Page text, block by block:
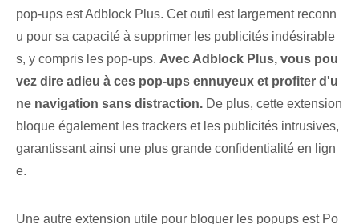
pop-ups est Adblock Plus. Cet outil est largement reconn
u pour sa capacité à supprimer les publicités indésirable
s, y compris les pop-ups. Avec Adblock Plus, vous pou
vez dire adieu à ces pop-ups ennuyeux et profiter d'u
ne navigation sans distraction. De plus, cette extension
bloque également les trackers et les publicités intrusives,
garantissant ainsi une plus grande confidentialité en lign
e.
Une autre extension utile pour bloquer les popups est Po